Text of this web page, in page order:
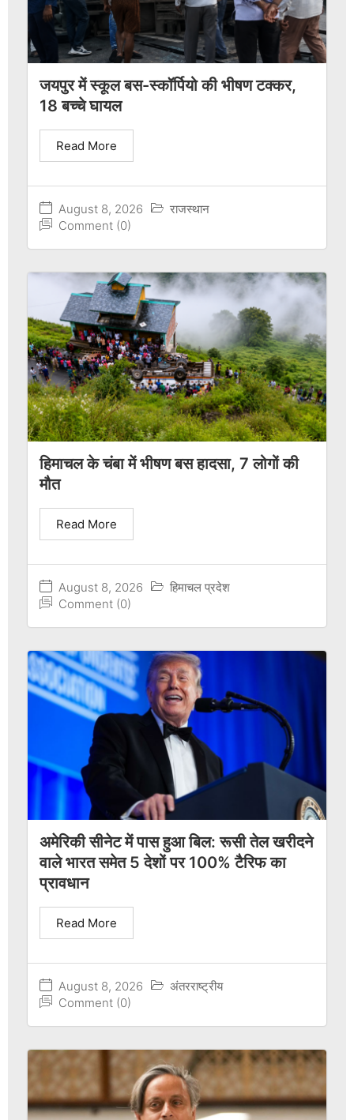
जयपुर में स्कूल बस-स्कॉर्पियो की भीषण टक्कर,
18 बच्चे घायल
August 8, 2026
राजस्थान
Comment (0)
Read More
हिमाचल के चंबा में भीषण बस हादसा, 7 लोगों की
मौत
August 8, 2026
हिमाचल प्रदेश
Comment (0)
Read More
अमेरिकी सीनेट में पास हुआ बिल: रूसी तेल खरीदने
वाले भारत समेत 5 देशों पर 100% टैरिफ का
प्रावधान
August 8, 2026
अंतरराष्ट्रीय
Comment (0)
Read More